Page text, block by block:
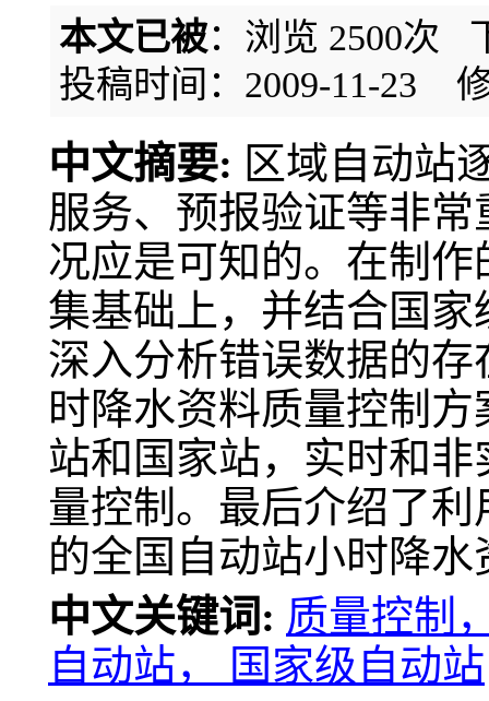
本文已被：浏览 2500次
投稿时间：2009-11-23
中文摘要: 区域自动站
服务、预报验证等非
况应是可知的。在制
集基础上，并结合国
深入分析错误数据的
时降水资料质量控制
站和国家站，实时和
量控制。最后介绍了
的全国自动站小时降
中文关键词: 质量控制
自动站， 国家级自动站